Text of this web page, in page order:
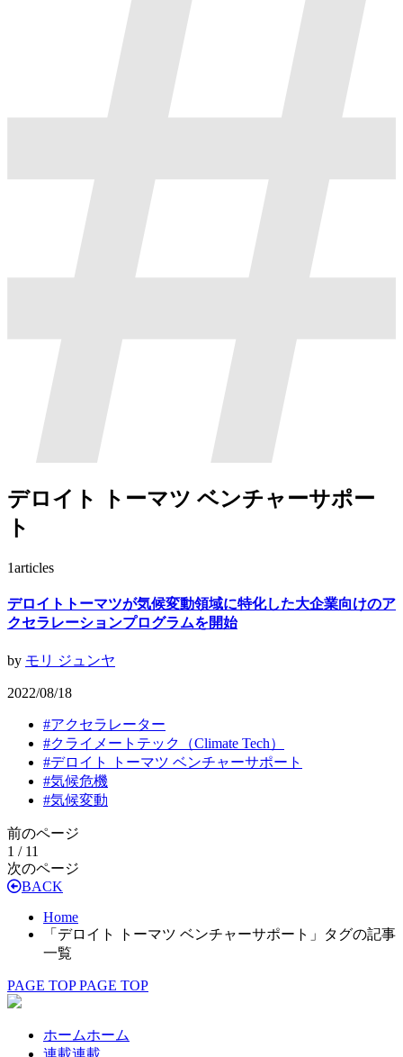
デロイト トーマツ ベンチャーサポー
ト
1articles
デロイトトーマツが気候変動領域に特化した大企業向けのア
クセラレーションプログラムを開始
by モリ ジュンヤ
2022/08/18
#アクセラレーター
#クライメートテック（Climate Tech）
#デロイト トーマツ ベンチャーサポート
#気候危機
#気候変動
前のページ
1 / 11
次のページ
BACK
Home
「デロイト トーマツ ベンチャーサポート」タグの記事
一覧
PAGE TOP PAGE TOP
ホームホーム